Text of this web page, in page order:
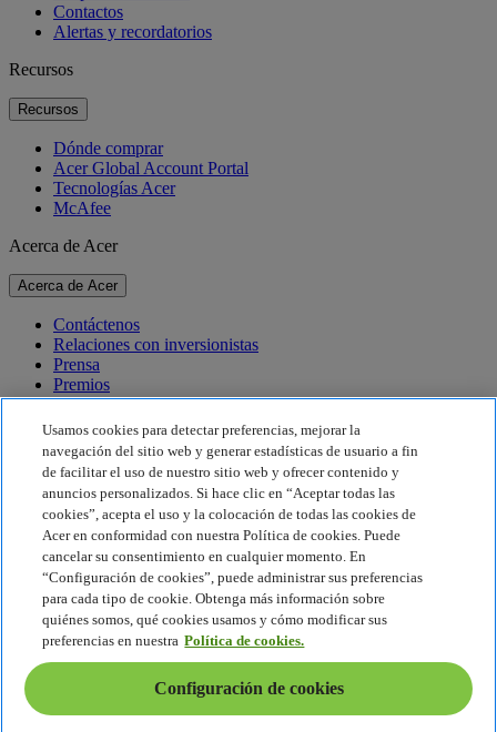
Contactos
Alertas y recordatorios
Recursos
Recursos
Dónde comprar
Acer Global Account Portal
Tecnologías Acer
McAfee
Acerca de Acer
Acerca de Acer
Contáctenos
Relaciones con inversionistas
Prensa
Premios
Eventos
Sostenibilidad
Sostenibilidad
Responsabilidad social corporativa
Huella de carbono del producto
Proyecto Humanity
Earthion
Política de privacidad
Política de cookies
Aviso legal
Información legal adicional
Política de accesibilidad
Configuración de cookies
Usamos cookies para detectar preferencias, mejorar la
navegación del sitio web y generar estadísticas de usuario a fin
de facilitar el uso de nuestro sitio web y ofrecer contenido y
anuncios personalizados. Si hace clic en “Aceptar todas las
cookies”, acepta el uso y la colocación de todas las cookies de
Acer en conformidad con nuestra Política de cookies. Puede
cancelar su consentimiento en cualquier momento. En
“Configuración de cookies”, puede administrar sus preferencias
para cada tipo de cookie. Obtenga más información sobre
quiénes somos, qué cookies usamos y cómo modificar sus
preferencias en nuestra Política de cookies.
Configuración de cookies